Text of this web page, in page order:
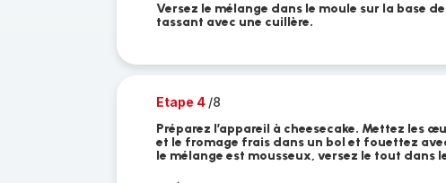
Versez le mélange dans le moule sur la base
tassant avec une cuillère.
Etape 4 /8
Préparez l’appareil à cheesecake. Mettez les
et le fromage frais dans un bol et fouettez
le mélange est mousseux, versez le tout dans